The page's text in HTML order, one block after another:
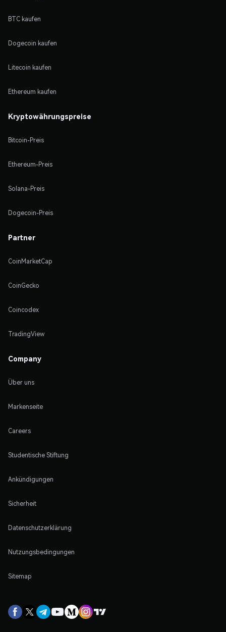
BTC kaufen
Dogecoin kaufen
Litecoin kaufen
Ethereum kaufen
Kryptowährungspreise
Bitcoin-Preis
Ethereum-Preis
Solana-Preis
Dogecoin-Preis
Partner
CoinMarketCap
CoinGecko
Coincodex
TradingView
Company
Über uns
Markenseite
Careers
Studentische Stiftung
Ankündigungen
Sicherheit
Datenschutzerklärung
Nutzungsbedingungen
Sitemap